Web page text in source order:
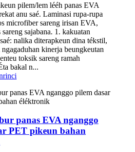
pilem/lem lééh panas EVA
anu saé. Laminasi rupa-rupa
microfiber sareng irisan EVA,
sajabana. 1. kakuatan
nalika diterapkeun dina tékstil,
kinerja beungkeutan
toksik sareng ramah
bakal n...
rinci
panas EVA nganggo
PET pikeun bahan